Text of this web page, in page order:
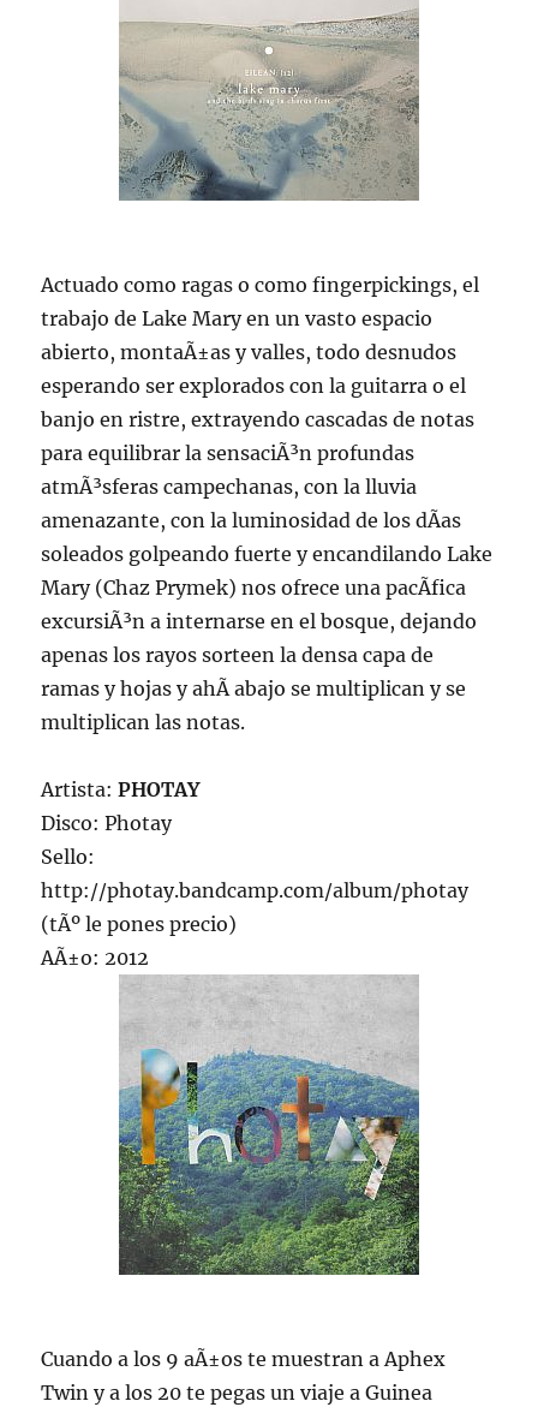
Actuado como ragas o como fingerpickings, el
trabajo de Lake Mary en un vasto espacio
abierto, montaÃ±as y valles, todo desnudos
esperando ser explorados con la guitarra o el
banjo en ristre, extrayendo cascadas de notas
para equilibrar la sensaciÃ³n profundas
atmÃ³sferas campechanas, con la lluvia
amenazante, con la luminosidad de los dÃ­as
soleados golpeando fuerte y encandilando Lake
Mary (Chaz Prymek) nos ofrece una pacÃ­fica
excursiÃ³n a internarse en el bosque, dejando
apenas los rayos sorteen la densa capa de
ramas y hojas y ahÃ­ abajo se multiplican y se
multiplican las notas.
Artista:PHOTAY
Disco: Photay
Sello:
http://photay.bandcamp.com/album/photay
(tÃº le pones precio)
AÃ±o: 2012
Cuando a los 9 aÃ±os te muestran a Aphex
Twin y a los 20 te pegas un viaje a Guinea